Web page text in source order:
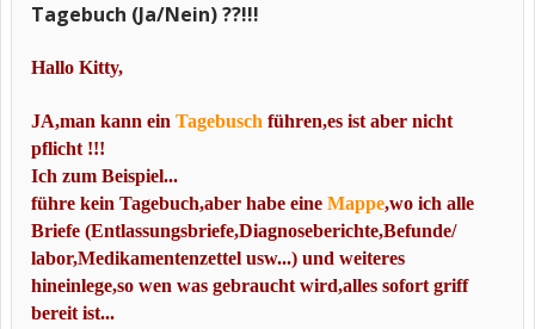
Tagebuch (Ja/Nein) ??!!!
Hallo Kitty,
JA,man kann ein Tagebusch führen,es ist aber nicht
pflicht !!!
Ich zum Beispiel...
führe kein Tagebuch,aber habe eine Mappe,wo ich alle
Briefe (Entlassungsbriefe,Diagnoseberichte,Befunde/
labor,Medikamentenzettel usw...) und weiteres
hineinlege,so wen was gebraucht wird,alles sofort griff
bereit ist...